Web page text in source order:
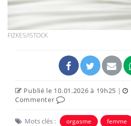
FIZKES/ISTOCK
Publié le 10.01.2026 à 19h25 |
Commenter
Mots clés : orgasme femme